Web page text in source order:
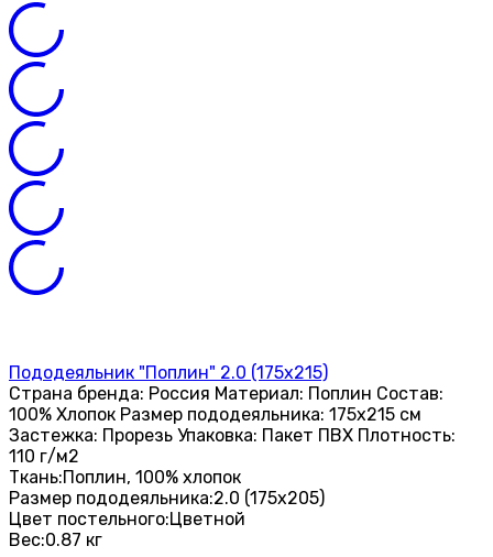
Пододеяльник "Поплин" 2.0 (175х215)
Страна бренда: Россия Материал: Поплин Состав:
100% Хлопок Размер пододеяльника: 175х215 см
Застежка: Прорезь Упаковка: Пакет ПВХ Плотность:
110 г/м2
Ткань:Поплин, 100% хлопок
Размер пододеяльника:2.0 (175х205)
Цвет постельного:Цветной
Вес:0.87 кг